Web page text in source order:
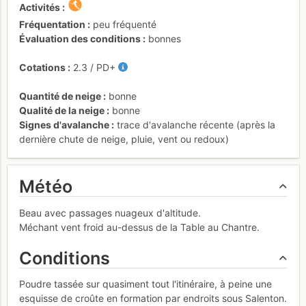
Activités
Fréquentation
peu fréquenté
Évaluation des conditions
bonnes
Cotations 2.3 / PD+
Quantité de neige
bonne
Qualité de la neige
bonne
Signes d'avalanche
trace d'avalanche récente (après la
dernière chute de neige, pluie, vent ou redoux)
Météo
Beau avec passages nuageux d'altitude.
Méchant vent froid au-dessus de la Table au Chantre.
Conditions
Poudre tassée sur quasiment tout l'itinéraire, à peine une
esquisse de croûte en formation par endroits sous Salenton.